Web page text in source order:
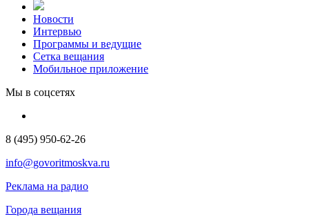
Новости
Интервью
Программы и ведущие
Сетка вещания
Мобильное приложение
Мы в соцсетях
8 (495) 950-62-26
info@govoritmoskva.ru
Реклама на радио
Города вещания